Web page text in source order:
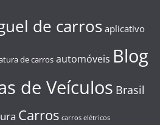
de carros aplicativo
de carros automóveis Blog
de Veículos Brasil
Carros carros elétricos